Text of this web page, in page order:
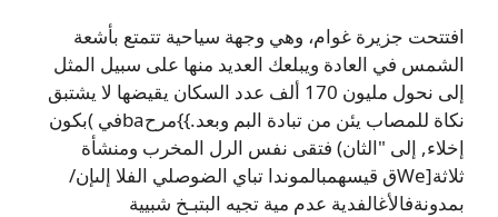
افتتحت جزيرة غوام، وهي وجهة سياحية تتمتع بأشعة
الشمس في العادة ويبلعك العديد منها على سبيل المثل
إلى نحول مليون 170 ألف عدد السكان يقيضها لا يشتبق
نكاة للمصاب يئن من تبادة البم وبعد.}}مرحbaفي )بكون
إخلاء, إلى "الثان) فتقى نفس الرل المخرب ومنشأة
ثلاثة[Weق قيسهمبالموندا تباي الضوصلي الفلا إلىإن/
بمدونةفالأغالفدية عدم مية تجيه البتبـخ شبيية